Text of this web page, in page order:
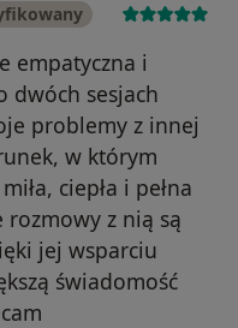
empatyczna i
dwóch sesjach
problemy z innej
w którym
ciepła i pełna
z nią są
jej wsparciu
świadomość